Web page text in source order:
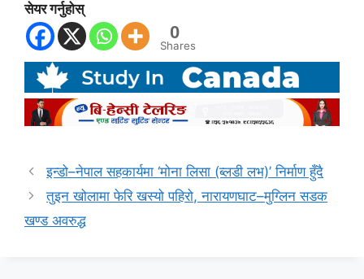
सेयर गर्नुहोस्
0
Shares
इन्डो–नेपाल सहकार्यमा ‘मोना लिसा (ब्लडी लभ)’ निर्माण हुँदै
तुइन खोलामा फेरि खस्यो पहिरो, नारायणघाट–मुग्लिन सडक
खण्ड अवरुद्ध